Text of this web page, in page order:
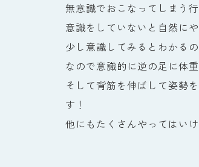
無意識でおこなってしまう
意識をしていないと自然に
少し意識してみるとわかる
なので意識的に逆の足に体
そして背筋を伸ばして姿勢
す！
他にもたくさんやってはい